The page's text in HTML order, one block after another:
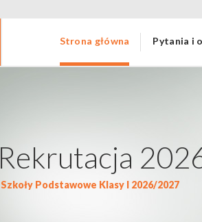
Strona główna Pytania i
Rekrutacja
Szkoły Podstawowe Klasy I 2026/2027